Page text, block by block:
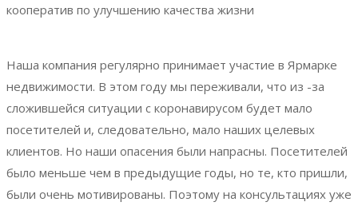
кооператив по улучшению качества жизни
Наша компания регулярно принимает участие в Ярмарке
недвижимости. В этом году мы переживали, что из -за
сложившейся ситуации с коронавирусом будет мало
посетителей и, следовательно, мало наших целевых
клиентов. Но наши опасения были напрасны. Посетителей
было меньше чем в предыдущие годы, но те, кто пришли,
были очень мотивированы. Поэтому на консультациях уже